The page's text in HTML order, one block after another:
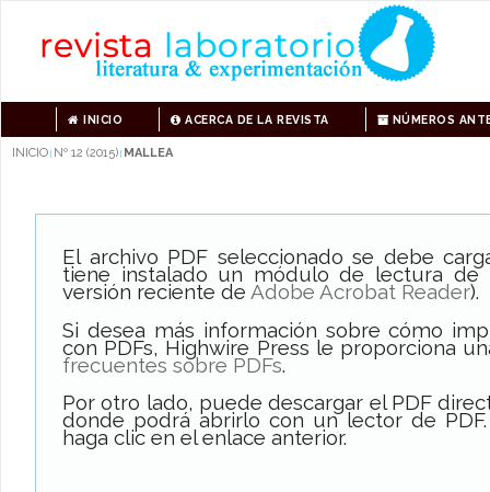
INICIO ACERCA DE LA REVISTA NÚMEROS
INICIO | Nº 12 (2015) | MALLEA
El archivo PDF seleccionado se debe
tiene instalado un módulo de lectura de
versión reciente de Adobe Acrobat Reader).
Si desea más información sobre cómo
con PDFs, Highwire Press le proporciona
frecuentes sobre PDFs.
Por otro lado, puede descargar el PDF
donde podrá abrirlo con un lector de PDF.
haga clic en el enlace anterior.